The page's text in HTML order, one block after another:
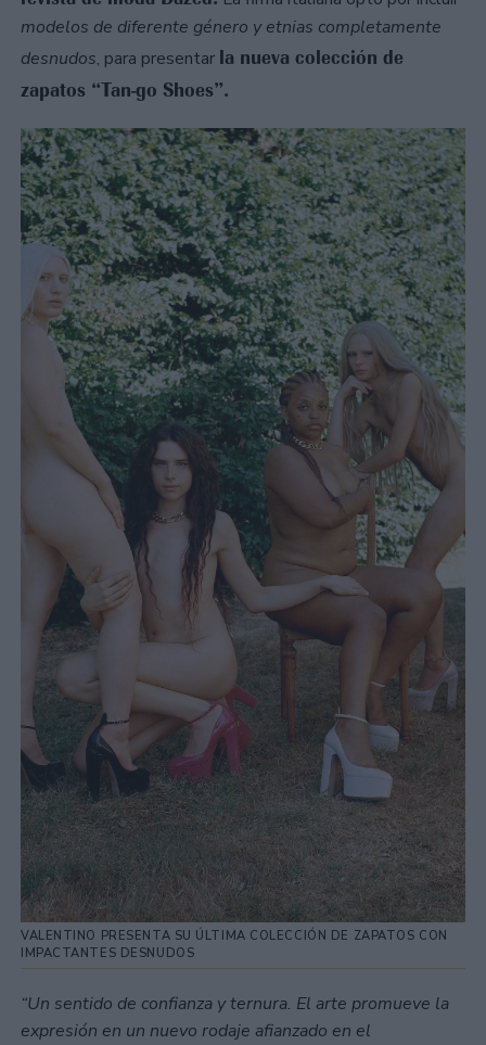
modelos de diferente género y etnias completamente
desnudos, para presentar la nueva colección de
zapatos “Tan-go Shoes”.
VALENTINO PRESENTA SU ÚLTIMA COLECCIÓN DE ZAPATOS CON
IMPACTANTES DESNUDOS
“Un sentido de confianza y ternura. El arte promueve la
expresión en un nuevo rodaje afianzado en el